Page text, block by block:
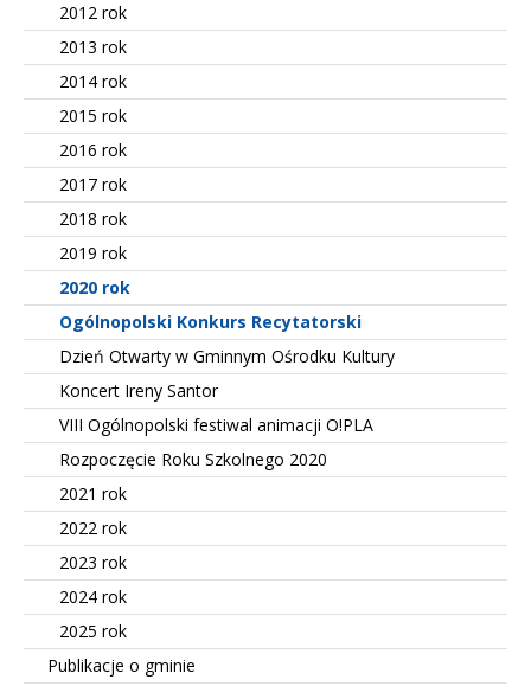
2012 rok
2013 rok
2014 rok
2015 rok
2016 rok
2017 rok
2018 rok
2019 rok
2020 rok
Ogólnopolski Konkurs Recytatorski
Dzień Otwarty w Gminnym Ośrodku Kultury
Koncert Ireny Santor
VIII Ogólnopolski festiwal animacji O!PLA
Rozpoczęcie Roku Szkolnego 2020
2021 rok
2022 rok
2023 rok
2024 rok
2025 rok
Publikacje o gminie